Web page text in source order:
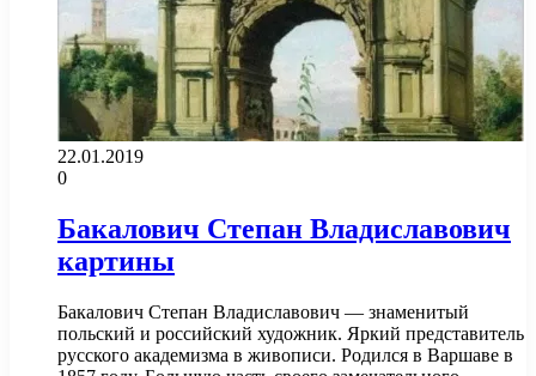
22.01.2019
0
Бакалович Степан Владиславович
картины
Бакалович Степан Владиславович — знаменитый
польский и российский художник. Яркий представитель
русского академизма в живописи. Родился в Варшаве в